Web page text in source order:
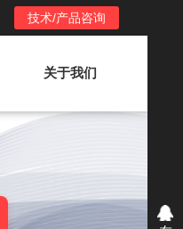
技术/产品咨询
关于我们